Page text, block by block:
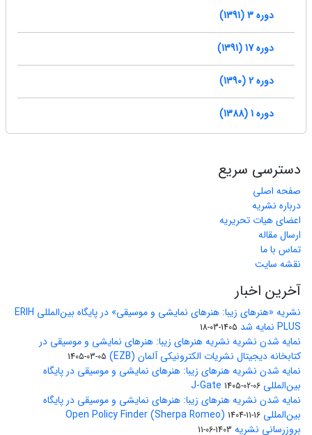
دوره 3 (1391)
دوره 17 (1391)
دوره 2 (1390)
دوره 1 (1388)
دسترسی سریع
صفحه اصلی
درباره نشریه
اعضای هیات تحریریه
ارسال مقاله
تماس با ما
نقشه سایت
آخرین اخبار
نشریه «هنرهای زیبا: هنرهای نمایشی و موسیقی» در پایگاه بین‌المللی ERIH
PLUS نمایه شد
1405-03-18
نمایه شدن نشریه نشریه هنرهای زیبا: هنرهای نمایشی و موسیقی در
کتابخانه دیجیتال نشریات الکترونیکی آلمان (EZB)
1405-03-05
نمایه شدن نشریه هنرهای زیبا: هنرهای نمایشی و موسیقی در پایگاه
بین‌المللی J-Gate 1405-02-06
نمایه شدن نشریه هنرهای زیبا: هنرهای نمایشی و موسیقی در پایگاه
بین‌المللی Open Policy Finder (Sherpa Romeo) 1404-11-16
بروزرسانی نشریه 1403-06-11